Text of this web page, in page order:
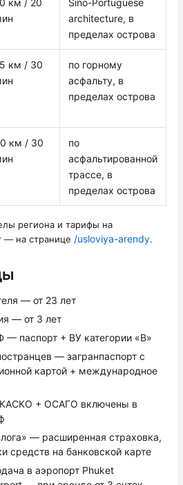
км / 20
Sino-Portuguese
architecture, в
пределах острова
км / 30
по горному
асфальту, в
пределах острова
км / 30
по
асфальтированной
трассе, в
пределах острова
региона и тарифы на
— на странице /usloviya-arendy.
— от 23 лет
— от 3 лет
паспорт + ВУ категории «B»
— загранпаспорт с
картой + международное
+ ОСАГО включены в
— расширенная страховка,
средств на банковской карте
в аэропорт Phuket